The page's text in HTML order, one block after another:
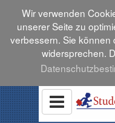
Wir verwenden
unserer Seite zu
verbessern. Sie können
widersprechen.